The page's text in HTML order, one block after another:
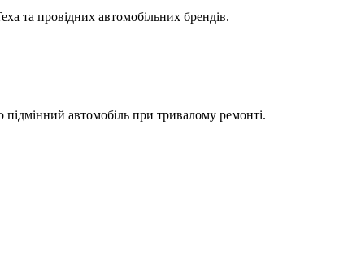
та провідних автомобільних брендів.
автомобіль при тривалому ремонті.